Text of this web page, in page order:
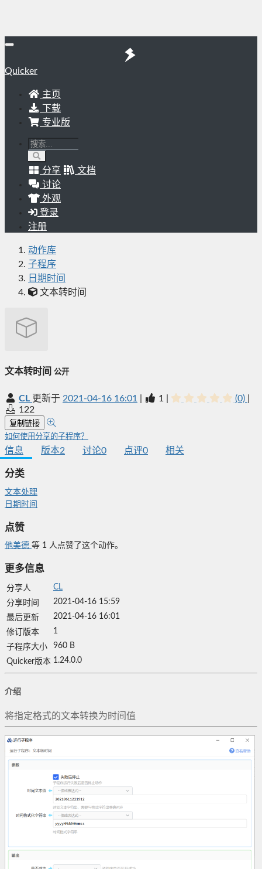
Quicker
主页
下载
专业版
分享
文档
讨论
外观
登录
注册
动作库
子程序
日期时间
文本转时间
文本转时间 公开
CL 更新于 2021-04-16 16:01 1 (0)
122
复制链接
如何使用分享的子程序？
信息 版本2 讨论0 点评0 相关
分类
文本处理
日期时间
点赞
他美德 等 1 人点赞了这个动作。
更多信息
分享人
CL
分享时间
2021-04-16 15:59
最后更新
2021-04-16 16:01
修订版本
1
子程序大小
960 B
Quicker版本 1.24.0.0
介绍
将指定格式的文本转换为时间值